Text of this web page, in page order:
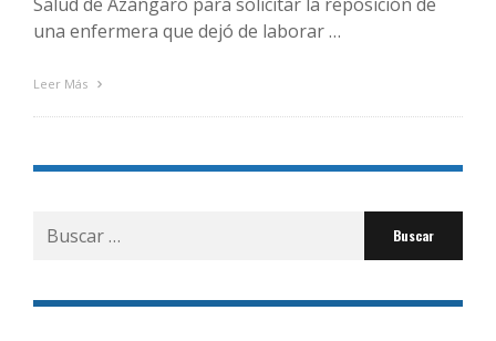
Salud de Azángaro para solicitar la reposición de
una enfermera que dejó de laborar …
Leer Más
Buscar
por: